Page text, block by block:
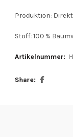
Produktion:
Stoff: 100 %
Artikelnummer:
Share